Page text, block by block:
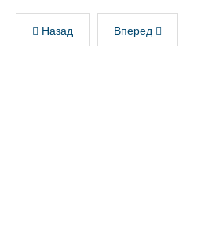
Назад Вперед